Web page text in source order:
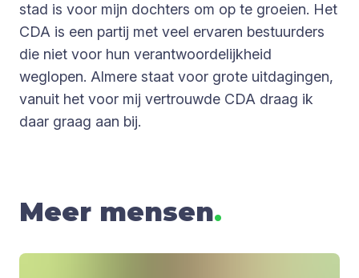
stad is voor mijn dochters om op te groeien. Het
CDA is een partij met veel ervaren bestuurders
die niet voor hun verantwoordelijkheid
weglopen. Almere staat voor grote uitdagingen,
vanuit het voor mij vertrouwde CDA draag ik
daar graag aan bij.
Meer mensen.